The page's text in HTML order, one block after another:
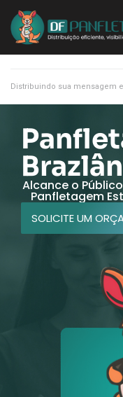
Distribuindo sua mensagem
Alcance o
Panfletagem
SOLICITE UM